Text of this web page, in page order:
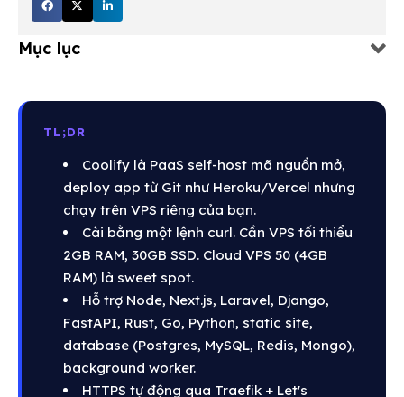
Mục lục
TL;DR
Coolify là PaaS self-host mã nguồn mở,
deploy app từ Git như Heroku/Vercel nhưng
chạy trên VPS riêng của bạn.
Cài bằng một lệnh curl. Cần VPS tối thiểu
2GB RAM, 30GB SSD. Cloud VPS 50 (4GB
RAM) là sweet spot.
Hỗ trợ Node, Next.js, Laravel, Django,
FastAPI, Rust, Go, Python, static site,
database (Postgres, MySQL, Redis, Mongo),
background worker.
HTTPS tự động qua Traefik + Let's